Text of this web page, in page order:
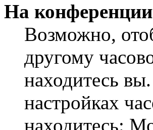
На
Возможно,
другому
находитесь
настройках
находитесь: